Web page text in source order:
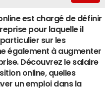
est chargé de définir
pour laquelle il
sur les
également à augmenter
Découvrez le salaire
online, quelles
un emploi dans la